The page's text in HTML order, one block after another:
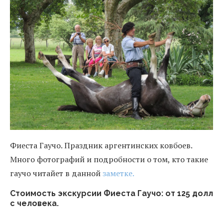
Фиеста Гаучо. Праздник аргентинских ковбоев.
Много фотографий и подробности о том, кто такие
гаучо читайет в даннойзаметке.
Стоимость экскурсии Фиеста Гаучо: от 125 долл
с человека.